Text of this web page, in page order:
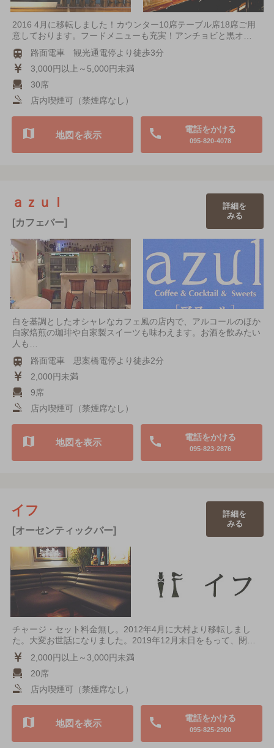
2016 4月に移転しました！カウンター10席テーブル席18席ご用
意しております。フードメニューも充実！アンチョビと黒オ…
路面電車 観光通電停より徒歩3分
3,000円以上～5,000円未満
30席
店内喫煙可（禁煙席なし）
電話をかける
095-820-4078
地図を表示
ａｚｕｌ
[カフェバー]
詳細を
みる
白を基調としたオシャレなカフェ風の店内で、アルコールのほか
自家焙煎の珈琲や自家製スイーツも味わえます。お酒を飲みたい
人も…
路面電車 思案橋電停より徒歩2分
2,000円未満
9席
店内喫煙可（禁煙席なし）
電話をかける
095-823-2876
地図を表示
イフ
[オーセンティックバー]
詳細を
みる
チャージ・セット料金無し。2012年4月に大村より移転しまし
た。大変お世話になりました。2019年12月末日をもって、閉…
2,000円以上～3,000円未満
20席
店内喫煙可（禁煙席なし）
電話をかける
095-825-2900
地図を表示